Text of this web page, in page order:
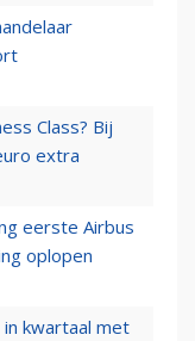
Class? Bij
extra
eerste Airbus
oplopen
kwartaal met